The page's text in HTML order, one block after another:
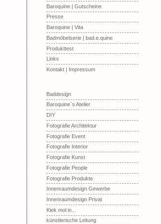
Baroquine | Gutscheine
Presse
Baroquine | Vita
Badmöbelserie | bad.e.quine
Produkttest
Links
Kontakt | Impressum
Baddesign
Baroquine`s Atelier
DIY
Fotografie Architektur
Fotografie Event
Fotografie Interior
Fotografie Kunst
Fotografie People
Fotografie Produkte
Innenraumdesign Gewerbe
Innenraumdesign Privat
Kiek mol in...
künstlerische Leitung